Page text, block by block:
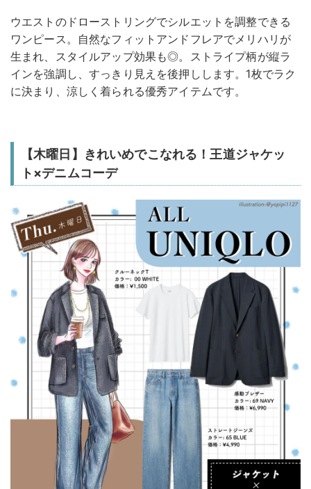
ウエストのドローストリングでシルエットを調整できる
ワンピース。自然なフィットアンドフレアでメリハリが
生まれ、スタイルアップ効果も◎。ストライプ柄が縦ラ
インを強調し、すっきり見えを後押しします。1枚でラク
に決まり、涼しく着られる優秀アイテムです。
【木曜日】きれいめでこなれる！王道ジャケッ
ト×デニムコーデ